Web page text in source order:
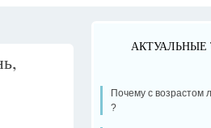
Почему с возрастом
?